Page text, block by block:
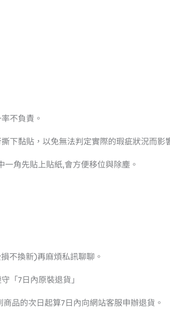
不負責。
下黏貼，以免無法判定實際的瑕疵狀況而影
角先貼上貼紙,會方便移位與除塵。
不換新)再麻煩私訊聊聊。
「7日內原裝退貨」
品的次日起算7日內向網站客服申辦退貨。